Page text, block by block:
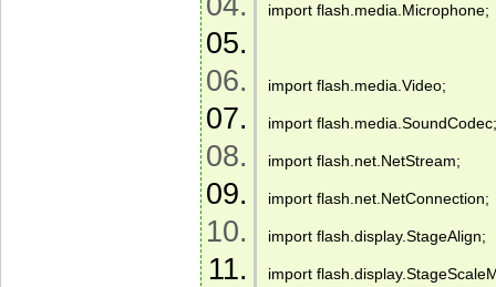
import flash.media.Microphone;
import flash.media.Video;
import
import flash.net.NetStream;
import flash.net.NetConnection;
import flash.display.StageAlign;
import